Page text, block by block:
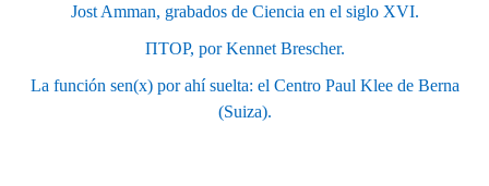
Jost Amman, grabados de Ciencia en el siglo XVI.
ΠTOP, por Kennet Brescher.
La función sen(x) por ahí suelta: el Centro Paul Klee de Berna
(Suiza).